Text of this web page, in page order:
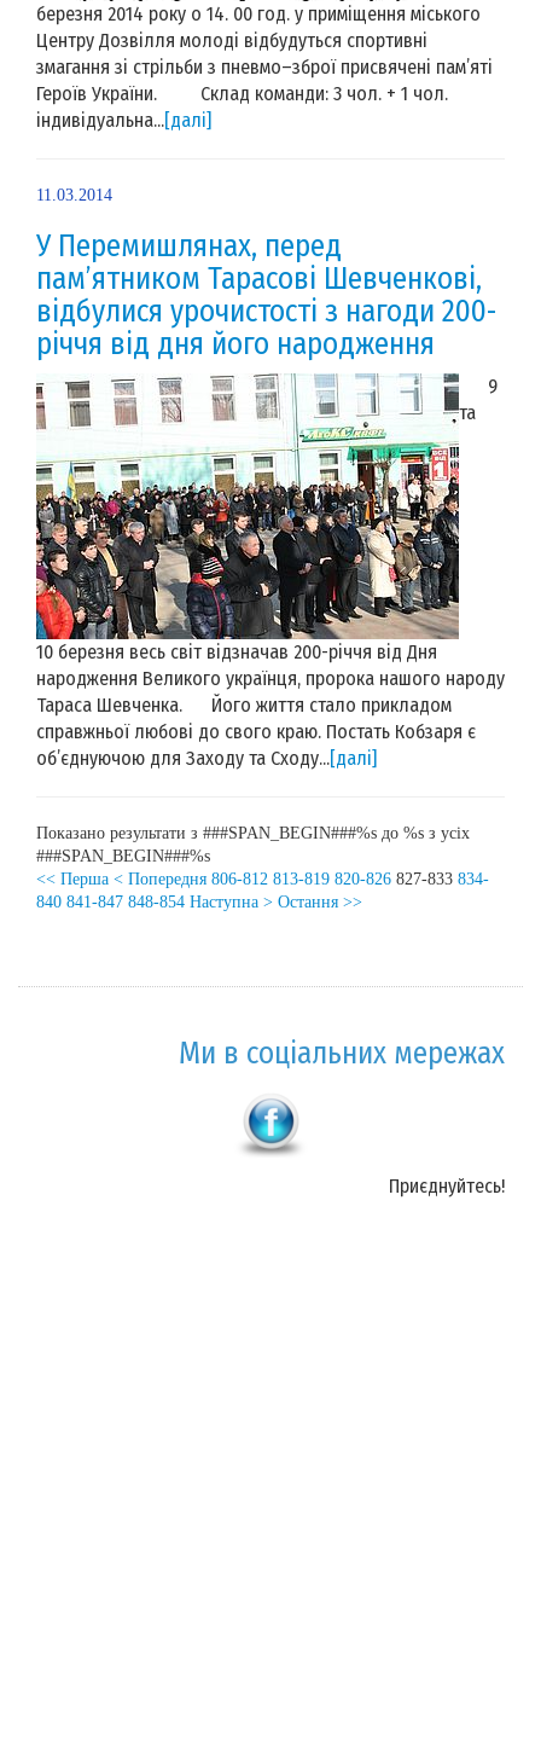
березня 2014 року о 14. 00 год. у приміщення міського
Центру Дозвілля молоді відбудуться спортивні
змагання зі стрільби з пневмо–зброї присвячені пам’яті
Героїв України. Склад команди: 3 чол. + 1 чол.
індивідуальна...[далі]
11.03.2014
У Перемишлянах, перед
пам’ятником Тарасові Шевченкові,
відбулися урочистості з нагоди 200-
річчя від дня його народження
9
та
10 березня весь світ відзначав 200-річчя від Дня
народження Великого українця, пророка нашого народу
Тараса Шевченка. Його життя стало прикладом
справжньої любові до свого краю. Постать Кобзаря є
об’єднуючою для Заходу та Сходу...[далі]
Показано результати з ###SPAN_BEGIN###%s до %s з усіх
###SPAN_BEGIN###%s
<< Перша < Попередня 806-812 813-819 820-826 827-833 834-
840 841-847 848-854 Наступна > Остання >>
Ми в соціальних мережах
Приєднуйтесь!